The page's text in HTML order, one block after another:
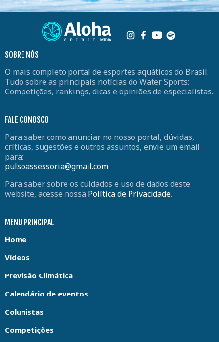
SOBRE NÓS
O mais completo portal de esportes aquáticos do Brasil.
Tudo sobre as principais notícias do Water Sports:
Competições, rankings, dicas e opiniões de especialistas.
FALE CONOSCO
Para saber como anunciar no nosso portal, dúvidas,
críticas, sugestões e outros assuntos, envie um email
para:
pulsoassessoria@gmail.com
Para saber sobre os cuidados e uso de dados deste
website, acesse nossa Política de Privacidade.
MENU PRINCIPAL
Home
Vídeos
Previsão Climática
Calendário de eventos
Colunistas
Competições